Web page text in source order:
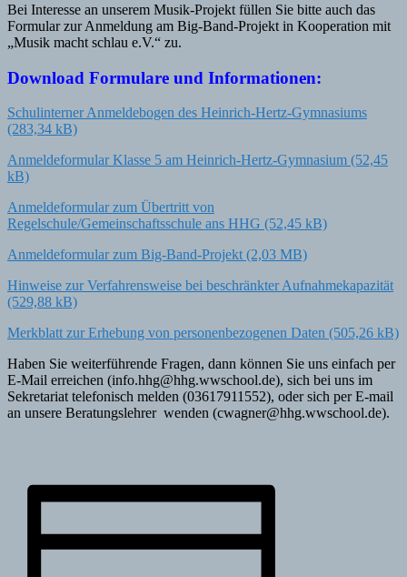
Bei Interesse an unserem Musik-Projekt füllen Sie bitte auch das
Formular zur Anmeldung am Big-Band-Projekt in Kooperation mit
„Musik macht schlau e.V.“ zu.
Download Formulare und Informationen:
Schulinterner Anmeldebogen des Heinrich-Hertz-Gymnasiums
Anmeldeformular Klasse 5 am Heinrich-Hertz-Gymnasium
Anmeldeformular zum Übertritt von
Regelschule/Gemeinschaftsschule ans HHG
Anmeldeformular zum Big-Band-Projekt
Hinweise zur Verfahrensweise bei beschränkter Aufnahmekapazität
Merkblatt zur Erhebung von personenbezogenen Daten
Haben Sie weiterführende Fragen, dann können Sie uns einfach per
E-Mail erreichen (info.hhg@hhg.wwschool.de), sich bei uns im
Sekretariat telefonisch melden (03617911552), oder sich per E-mail
an unsere Beratungslehrer wenden (cwagner@hhg.wwschool.de).